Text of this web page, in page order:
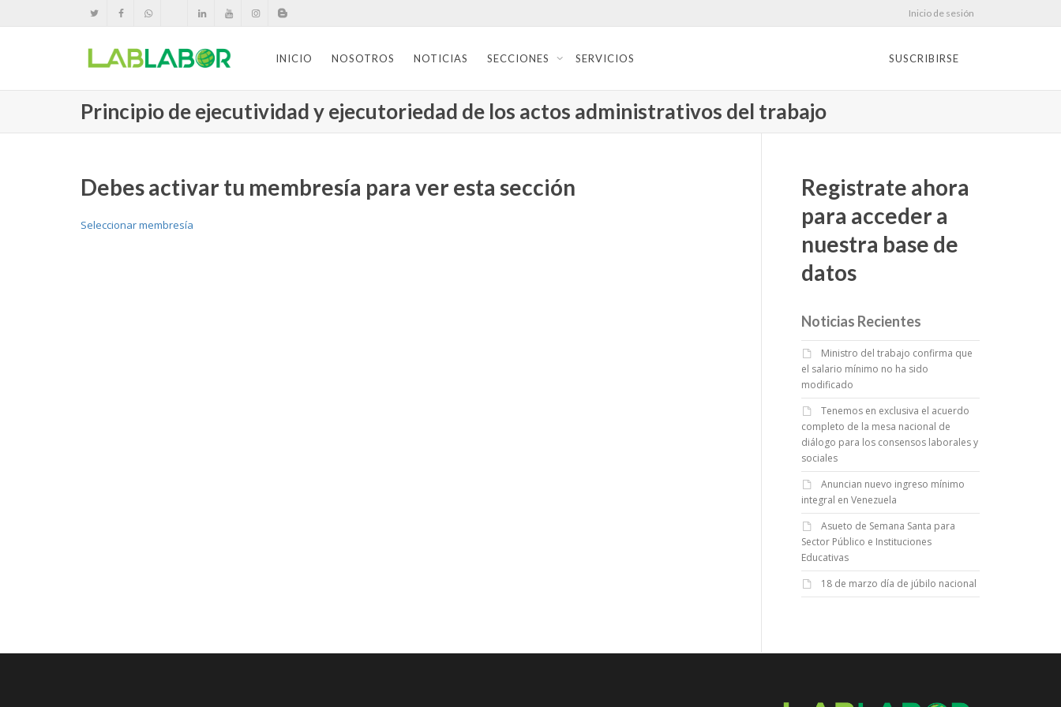
Inicio de sesión
INICIO NOSOTROS NOTICIAS SECCIONES SERVICIOS SUSCRIBIRSE
Principio de ejecutividad y ejecutoriedad de los actos administrativos del trabajo
Debes activar tu membresía para ver esta sección
Seleccionar membresía
Registrate ahora
para acceder a
nuestra base de
datos
Noticias Recientes
Ministro del trabajo confirma que
el salario mínimo no ha sido
modificado
Tenemos en exclusiva el acuerdo
completo de la mesa nacional de
diálogo para los consensos laborales y
sociales
Anuncian nuevo ingreso mínimo
integral en Venezuela
Asueto de Semana Santa para
Sector Público e Instituciones
Educativas
18 de marzo día de júbilo nacional